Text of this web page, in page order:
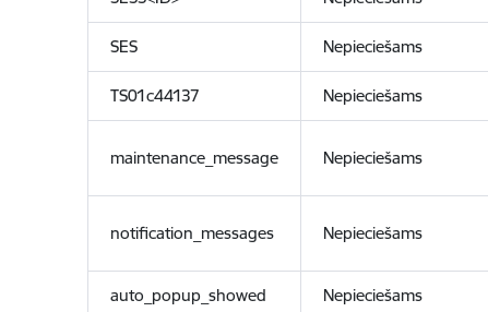
SES Nepieciešams
TS01c44137 Nepieciešams
maintenance_message Nepieciešams
notification_messages Nepieciešams
auto_popup_showed Nepieciešams